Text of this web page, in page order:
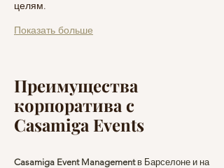
целям.
Показать больше
Преимущества
корпоратива с
Casamiga Events
Casamiga Event Managementв Барселоне и на